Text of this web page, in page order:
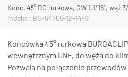
Końc. 45° BC rurkowa, GW 1.1/16", wąż
Indeks : BU-54705-12-14-S
Końcówka 45° rurkowa
wewnętrznym UNF, do węża do
Pozwala na połączenie